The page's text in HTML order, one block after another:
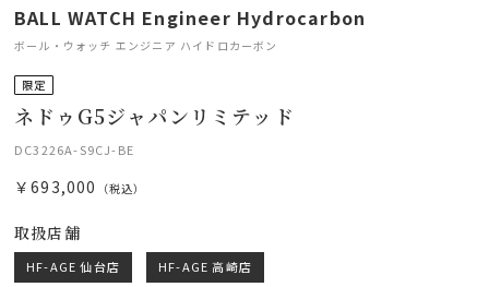
BALL WATCH Engineer Hydrocarbon
ボール・ウォッチ エンジニア ハイドロカーボン
限定
ネドゥG5ジャパンリミテッド
DC3226A-S9CJ-BE
￥693,000 （税込）
取扱店舗
HF-AGE 仙台店 HF-AGE 高崎店